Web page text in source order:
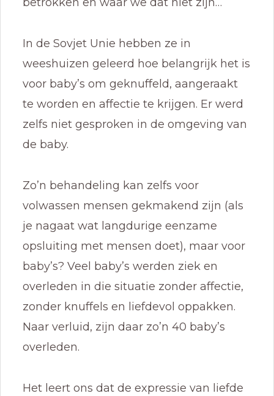
betrokken en waar we dat niet zijn…
In de Sovjet Unie hebben ze in
weeshuizen geleerd hoe belangrijk het is
voor baby’s om geknuffeld, aangeraakt
te worden en affectie te krijgen. Er werd
zelfs niet gesproken in de omgeving van
de baby.
Zo’n behandeling kan zelfs voor
volwassen mensen gekmakend zijn (als
je nagaat wat langdurige eenzame
opsluiting met mensen doet), maar voor
baby’s? Veel baby’s werden ziek en
overleden in die situatie zonder affectie,
zonder knuffels en liefdevol oppakken.
Naar verluid, zijn daar zo’n 40 baby’s
overleden.
Het leert ons dat de expressie van liefde